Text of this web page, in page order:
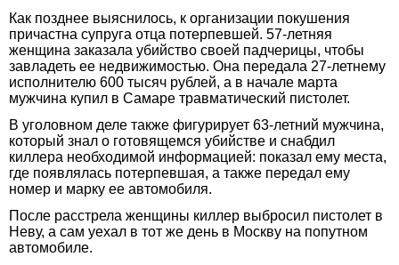
Как позднее выяснилось, к организации покушения
причастна супруга отца потерпевшей. 57-летняя
женщина заказала убийство своей падчерицы, чтобы
завладеть ее недвижимостью. Она передала 27-летнему
исполнителю 600 тысяч рублей, а в начале марта
мужчина купил в Самаре травматический пистолет.
В уголовном деле также фигурирует 63-летний мужчина,
который знал о готовящемся убийстве и снабдил
киллера необходимой информацией: показал ему места,
где появлялась потерпевшая, а также передал ему
номер и марку ее автомобиля.
После расстрела женщины киллер выбросил пистолет в
Неву, а сам уехал в тот же день в Москву на попутном
автомобиле.